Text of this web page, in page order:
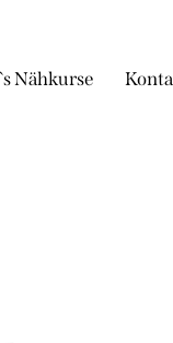
Nähkurse